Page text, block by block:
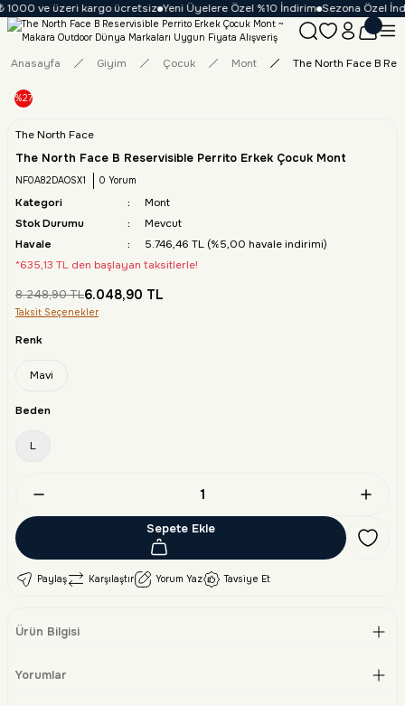
1000 ve üzeri kargo ücretsiz Yeni Üyelere Özel %10 İndirim Sezona Özel
Anasayfa Giyim Çocuk Mont The North Face B
%27
The North Face
The North Face B Reservisible Perrito Erkek Çocuk Mont
NF0A82DAOSX1 0 Yorum
Kategori
Mont
Stok Durumu
Mevcut
Havale
5.746,46 TL (%5,00 havale indirimi)
*635,13 TL den başlayan taksitlerle!
8.248,90 TL6.048,90 TL
Taksit Seçenekler
Renk
Mavi
Beden
L
Sepete Ekle
Paylaş Karşılaştır Yorum Yaz Tavsiye Et
Ürün Bilgisi
Yorumlar